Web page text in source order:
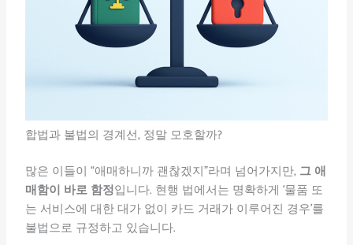
합법과 불법의 경계선, 정말 모호할까?
많은 이들이 “애매하니까 괜찮겠지”라며 넘어가지만, 그 애
매함이 바로 함정입니다. 현행 법에서는 명확하게 ‘물품 또
는 서비스에 대한 대가 없이 카드 거래가 이루어진 경우’를
불법으로 규정하고 있습니다.